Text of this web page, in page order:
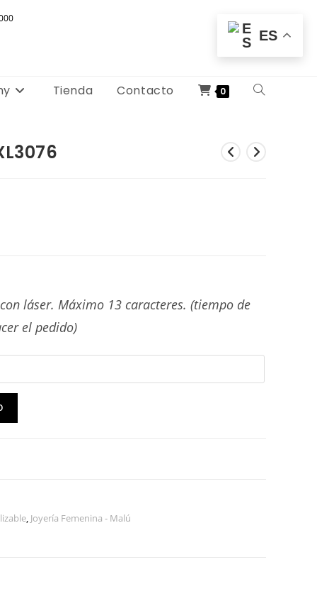
Tienda Contacto 0
Alternar
de
láser. Máximo 13 caracteres. (tiempo de
el pedido)
, Joyería Femenina - Malú
ES